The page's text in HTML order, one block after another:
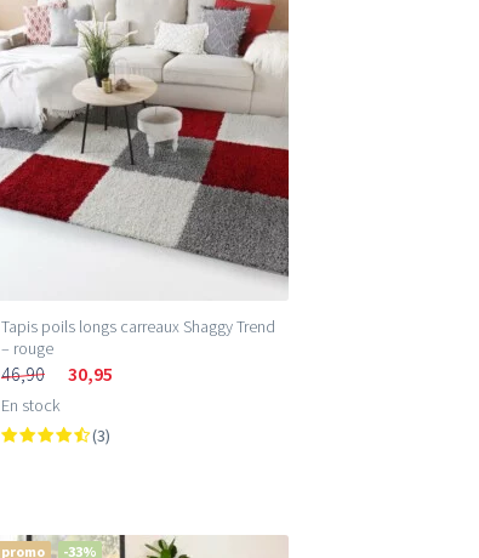
Tapis poils longs carreaux Shaggy Trend
– rouge
46,90 30,95
En stock
(3)
promo -33%